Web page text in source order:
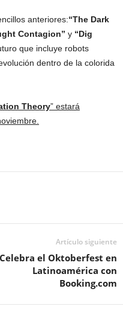
anteriores:“The Dark
Contagion” y “Dig
que incluye robots
dentro de la colorida
Theory” estará
Artículo siguiente
Celebra el Oktoberfest en
Latinoamérica con
Booking.com